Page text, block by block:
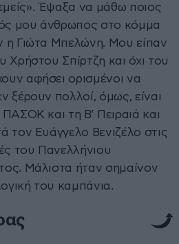
Έψαξα να μάθω ποιος
μου άνθρωπος στο κόμμα
η Γιώτα Μπελώνη. Μου είπαν
Χρήστου Σπίρτζη και όχι του
αφήσει ορισμένοι να
ξέρουν πολλοί, όμως, είναι
και τη Β’ Πειραιά και
τον Ευάγγελο Βενιζέλο στις
του Πανελλήνιου
Μάλιστα ήταν σημαίνον
του καμπάνια.